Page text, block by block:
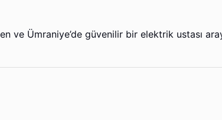
ve Ümraniye’de güvenilir bir elektrik ustası